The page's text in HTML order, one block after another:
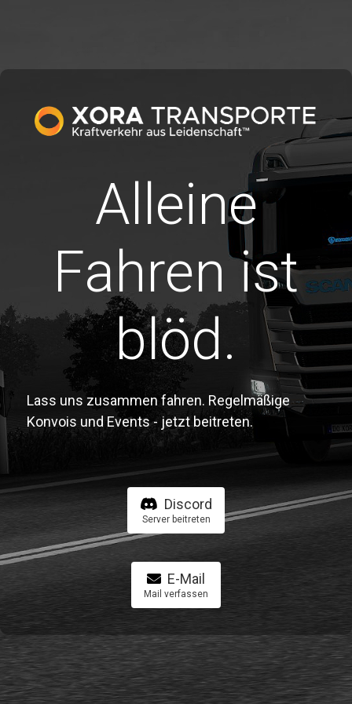
Alleine
Fahren ist
blöd.
Lass uns zusammen fahren. Regelmäßige
Konvois und Events - jetzt beitreten.
Discord
Server beitreten
E-Mail
Mail verfassen